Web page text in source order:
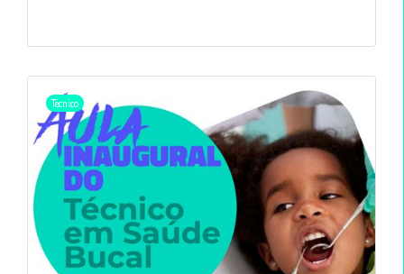
Técnico